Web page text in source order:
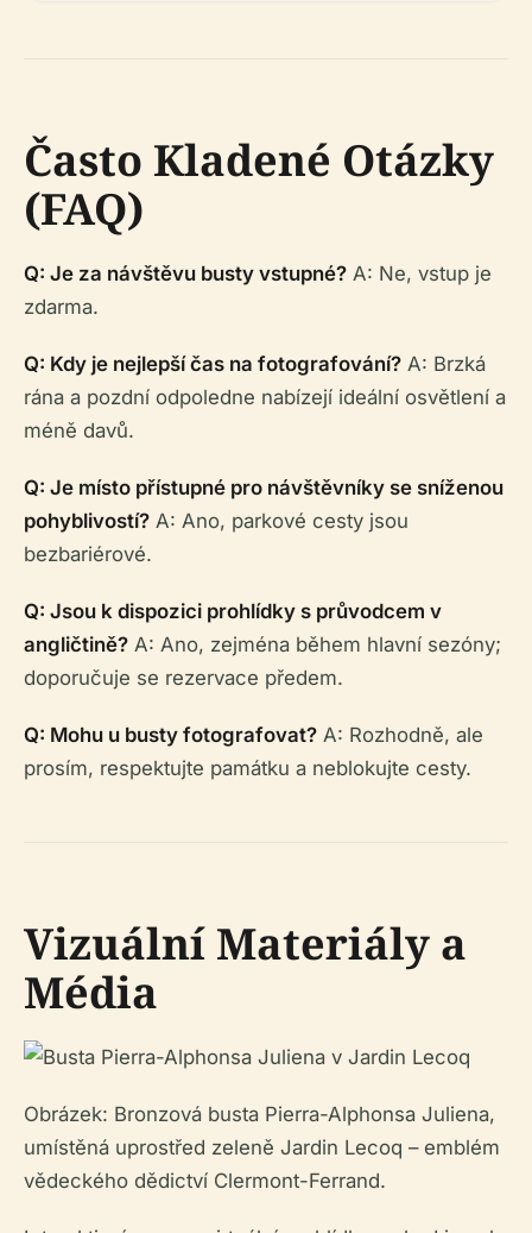
Často Kladené Otázky
(FAQ)
Q: Je za návštěvu busty vstupné? A: Ne, vstup je
zdarma.
Q: Kdy je nejlepší čas na fotografování? A: Brzká
rána a pozdní odpoledne nabízejí ideální osvětlení a
méně davů.
Q: Je místo přístupné pro návštěvníky se sníženou
pohyblivostí? A: Ano, parkové cesty jsou
bezbariérové.
Q: Jsou k dispozici prohlídky s průvodcem v
angličtině? A: Ano, zejména během hlavní sezóny;
doporučuje se rezervace předem.
Q: Mohu u busty fotografovat? A: Rozhodně, ale
prosím, respektujte památku a neblokujte cesty.
Vizuální Materiály a
Média
Obrázek: Bronzová busta Pierra-Alphonsa Juliena,
umístěná uprostřed zeleně Jardin Lecoq – emblém
vědeckého dědictví Clermont-Ferrand.